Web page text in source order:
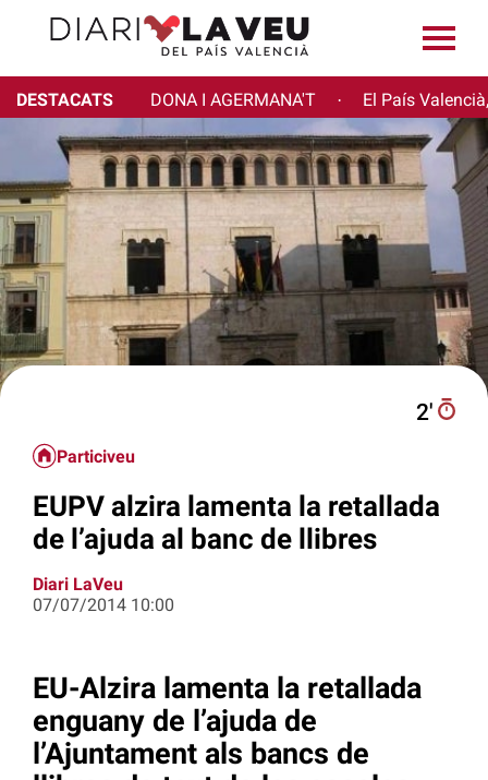
DESTACATS DONA I AGERMANA'T · El País
2′
Particiveu
EUPV alzira lamenta la retallada
de l’ajuda al banc de llibres
Diari LaVeu
07/07/2014 10:00
EU-Alzira lamenta la retallada
enguany de l’ajuda de
l’Ajuntament als bancs de